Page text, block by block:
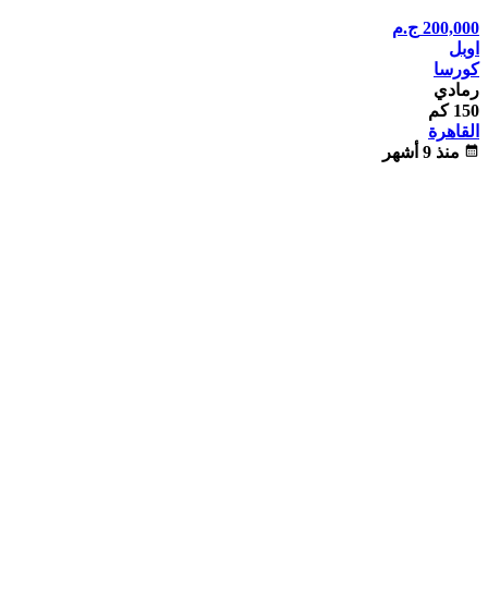
200,000 ج.م
اوبل
كورسا
رمادي
150 كم
القاهرة
calendar_month منذ 9 أشهر